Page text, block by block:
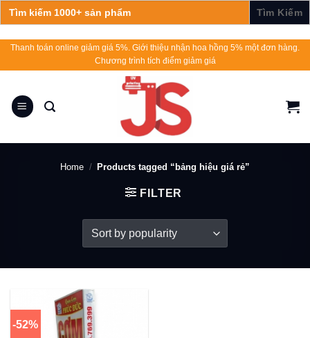
Search
for:
Skip
Thanh toán online giảm giá 5%. Giới thiệu nhận hoa hồng 5% một đơn hàng.
Chương trình tích điểm giảm giá
Home / Products tagged “bảng hiệu giá rẻ”
FILTER
-52%